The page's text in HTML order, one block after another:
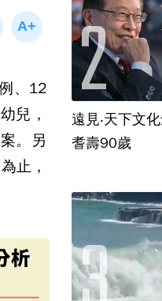
、12
兒，
。另
止，
遠見‧天下文
耆壽90歲